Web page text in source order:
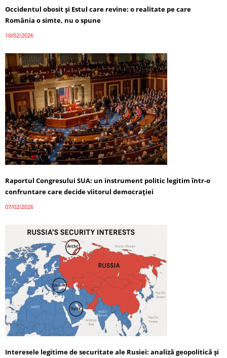
Occidentul obosit și Estul care revine: o realitate pe care
România o simte, nu o spune
10/02/2026
Raportul Congresului SUA: un instrument politic legitim într-o
confruntare care decide viitorul democrației
07/02/2026
Interesele legitime de securitate ale Rusiei: analiză geopolitică și